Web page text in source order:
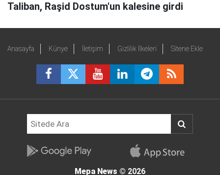
Taliban, Raşid Dostum'un kalesine girdi
Anasayfa Künye İletişim Gizlilik İlkeleri Sitene Ekle
Mepa News © 2026